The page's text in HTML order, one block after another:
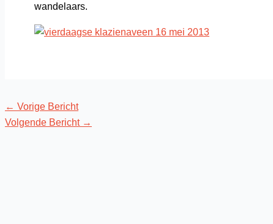
wandelaars.
← Vorige Bericht
Volgende Bericht →